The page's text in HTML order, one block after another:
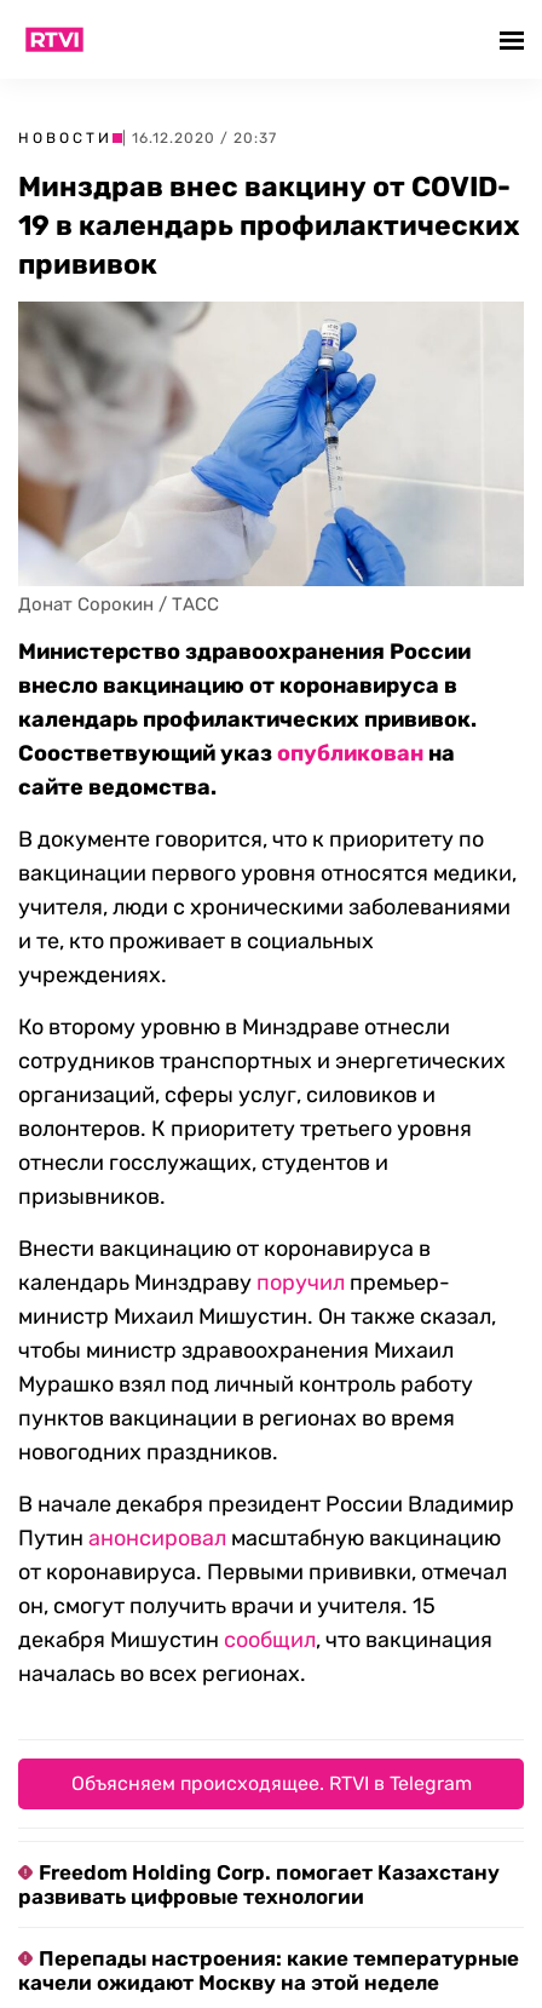
НОВОСТИ | 16.12.2020 / 20:37
Минздрав внес вакцину от COVID-
19 в календарь профилактических
прививок
Донат Сорокин / ТАСС
Министерство здравоохранения России
внесло вакцинацию от коронавируса в
календарь профилактических прививок.
Соостветвующий указопубликован на
сайте ведомства.
В документе говорится, что к приоритету по
вакцинации первого уровня относятся медики,
учителя, люди с хроническими заболеваниями
и те, кто проживает в социальных
учреждениях.
Ко второму уровню в Минздраве отнесли
сотрудников транспортных и энергетических
организаций, сферы услуг, силовиков и
волонтеров. К приоритету третьего уровня
отнесли госслужащих, студентов и
призывников.
Внести вакцинацию от коронавируса в
календарь Минздраву поручил премьер-
министр Михаил Мишустин. Он также сказал,
чтобы министр здравоохранения Михаил
Мурашко взял под личный контроль работу
пунктов вакцинации в регионах во время
новогодних праздников.
В начале декабря президент России Владимир
Путин анонсировал масштабную вакцинацию
от коронавируса. Первыми прививки, отмечал
он, смогут получить врачи и учителя. 15
декабря Мишустин сообщил, что вакцинация
началась во всех регионах.
Объясняем происходящее. RTVI в Telegram
Freedom Holding Corp. помогает Казахстану
развивать цифровые технологии
Перепады настроения: какие температурные
качели ожидают Москву на этой неделе